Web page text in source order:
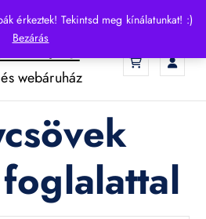
érkeztek! Tekintsd meg kínálatunkat! :)
Bezárás
webáruház